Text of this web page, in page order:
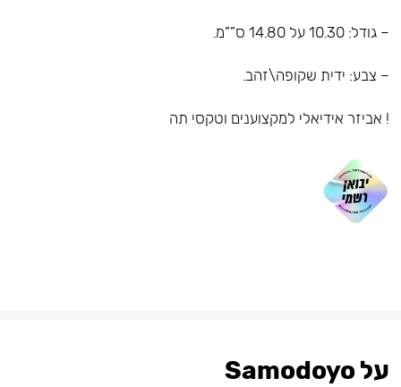
– גודל: 10.30 על 14.80 ס””מ.
– צבע: ידית שקופה\זהב.
! אביזר אידיאלי למקצוענים וטקסי תה
על Samodoyo